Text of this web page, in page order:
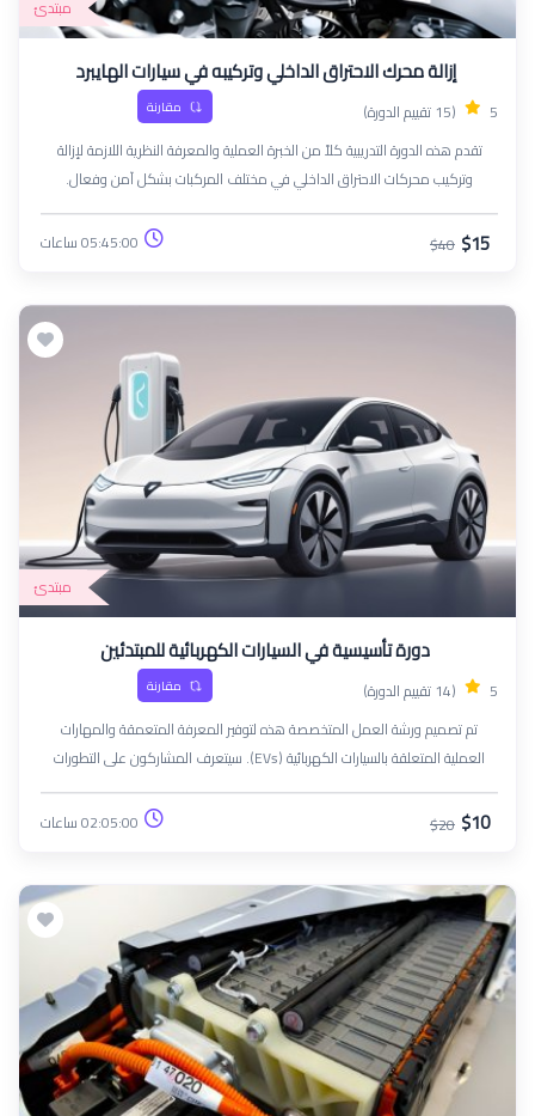
مبتدئ
إزالة محرك الاحتراق الداخلي وتركيبه في سيارات الهايبرد
5 (15 تقييم الدورة) مقارنة
تقدم هذه الدورة التدريبية كلاً من الخبرة العملية والمعرفة النظرية اللازمة لإزالة
وتركيب محركات الاحتراق الداخلي في مختلف المركبات بشكل آمن وفعال.
سيكتسب المشاركون خبرة في الأدوات والتقنيات وأفضل الممارسات الصناعية
$15
$40 05:45:00 ساعات
مبتدئ
دورة تأسيسية في السيارات الكهربائية للمبتدئين
5 (14 تقييم الدورة) مقارنة
تم تصميم ورشة العمل المتخصصة هذه لتوفير المعرفة المتعمقة والمهارات
العملية المتعلقة بالسيارات الكهربائية (EVs). سيتعرف المشاركون على التطورات
التكنولوجية والأنظمة وممارسات الصيانة التي تنفرد بها السيارات الكهربائية، مما
يؤهلهم للعمل في قطاع السيارات سريع التطور.
$10
$20 02:05:00 ساعات